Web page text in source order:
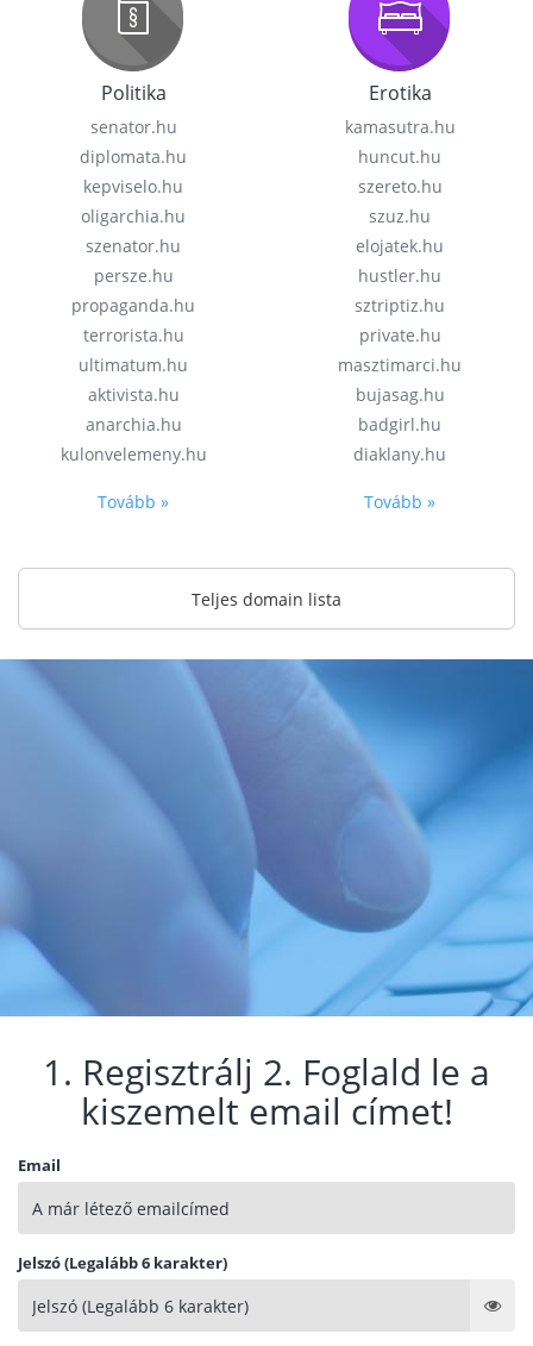
Politika
senator.hu
diplomata.hu
kepviselo.hu
oligarchia.hu
szenator.hu
persze.hu
propaganda.hu
terrorista.hu
ultimatum.hu
aktivista.hu
anarchia.hu
kulonvelemeny.hu
Tovább »
Erotika
kamasutra.hu
huncut.hu
szereto.hu
szuz.hu
elojatek.hu
hustler.hu
sztriptiz.hu
private.hu
masztimarci.hu
bujasag.hu
badgirl.hu
diaklany.hu
Tovább »
Teljes domain lista
1. Regisztrálj 2. Foglald le a
kiszemelt email címet!
Email
Jelszó (Legalább 6 karakter)